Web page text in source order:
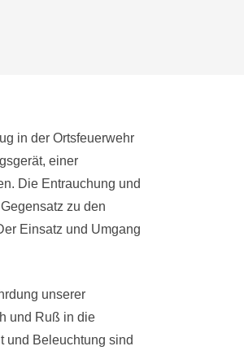
in der Ortsfeuerwehr
einer
Die Entrauchung und
zu den
Einsatz und Umgang
unserer
und Ruß in die
und Beleuchtung sind